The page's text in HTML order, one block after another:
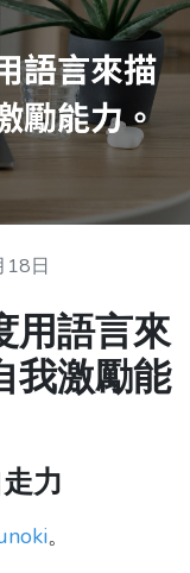
18日
用語言來
我激勵能
力
。